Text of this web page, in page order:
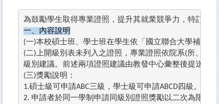
為鼓勵學生取得專業證照，提升其就業競爭力，特訂定
一、內容說明
(一)本校碩士班、學士班在學生依「國立聯合大學補助
(二) 上開級別表未列入之證照，專業證照依院系(所、專班
級別建議。前述兩項證照建議由教發中心彙整後提送高
(三)獎勵說明：
1.碩士級可申請ABC三級，學士級可申請ABCD四級。
2. 申請者於同一學制申請同級別證照獎勵以二次為限。